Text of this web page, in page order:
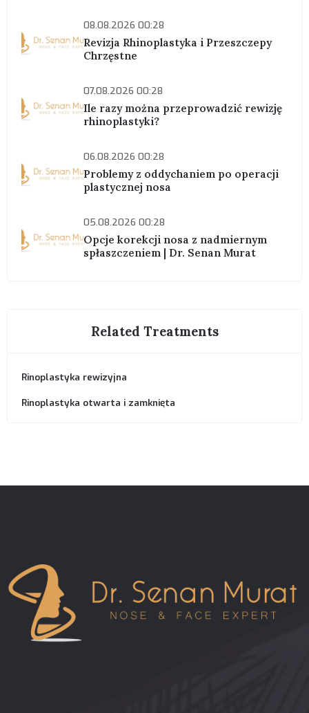
08.08.2026 00:28
Revizja Rhinoplastyka i Przeszczepy
Chrzęstne
07.08.2026 00:28
Ile razy można przeprowadzić rewizję
rhinoplastyki?
06.08.2026 00:28
Problemy z oddychaniem po operacji
plastycznej nosa
05.08.2026 00:28
Opcje korekcji nosa z nadmiernym
spłaszczeniem | Dr. Senan Murat
Related Treatments
Rinoplastyka rewizyjna
Rinoplastyka otwarta i zamknięta